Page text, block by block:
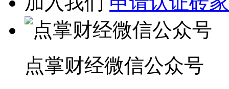
点掌财经微信公众号